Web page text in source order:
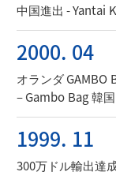
中国進出 - Yantai
2000. 04
オランダ GAMBO
– Gambo Bag 韓
1999. 11
300万ドル輸出達